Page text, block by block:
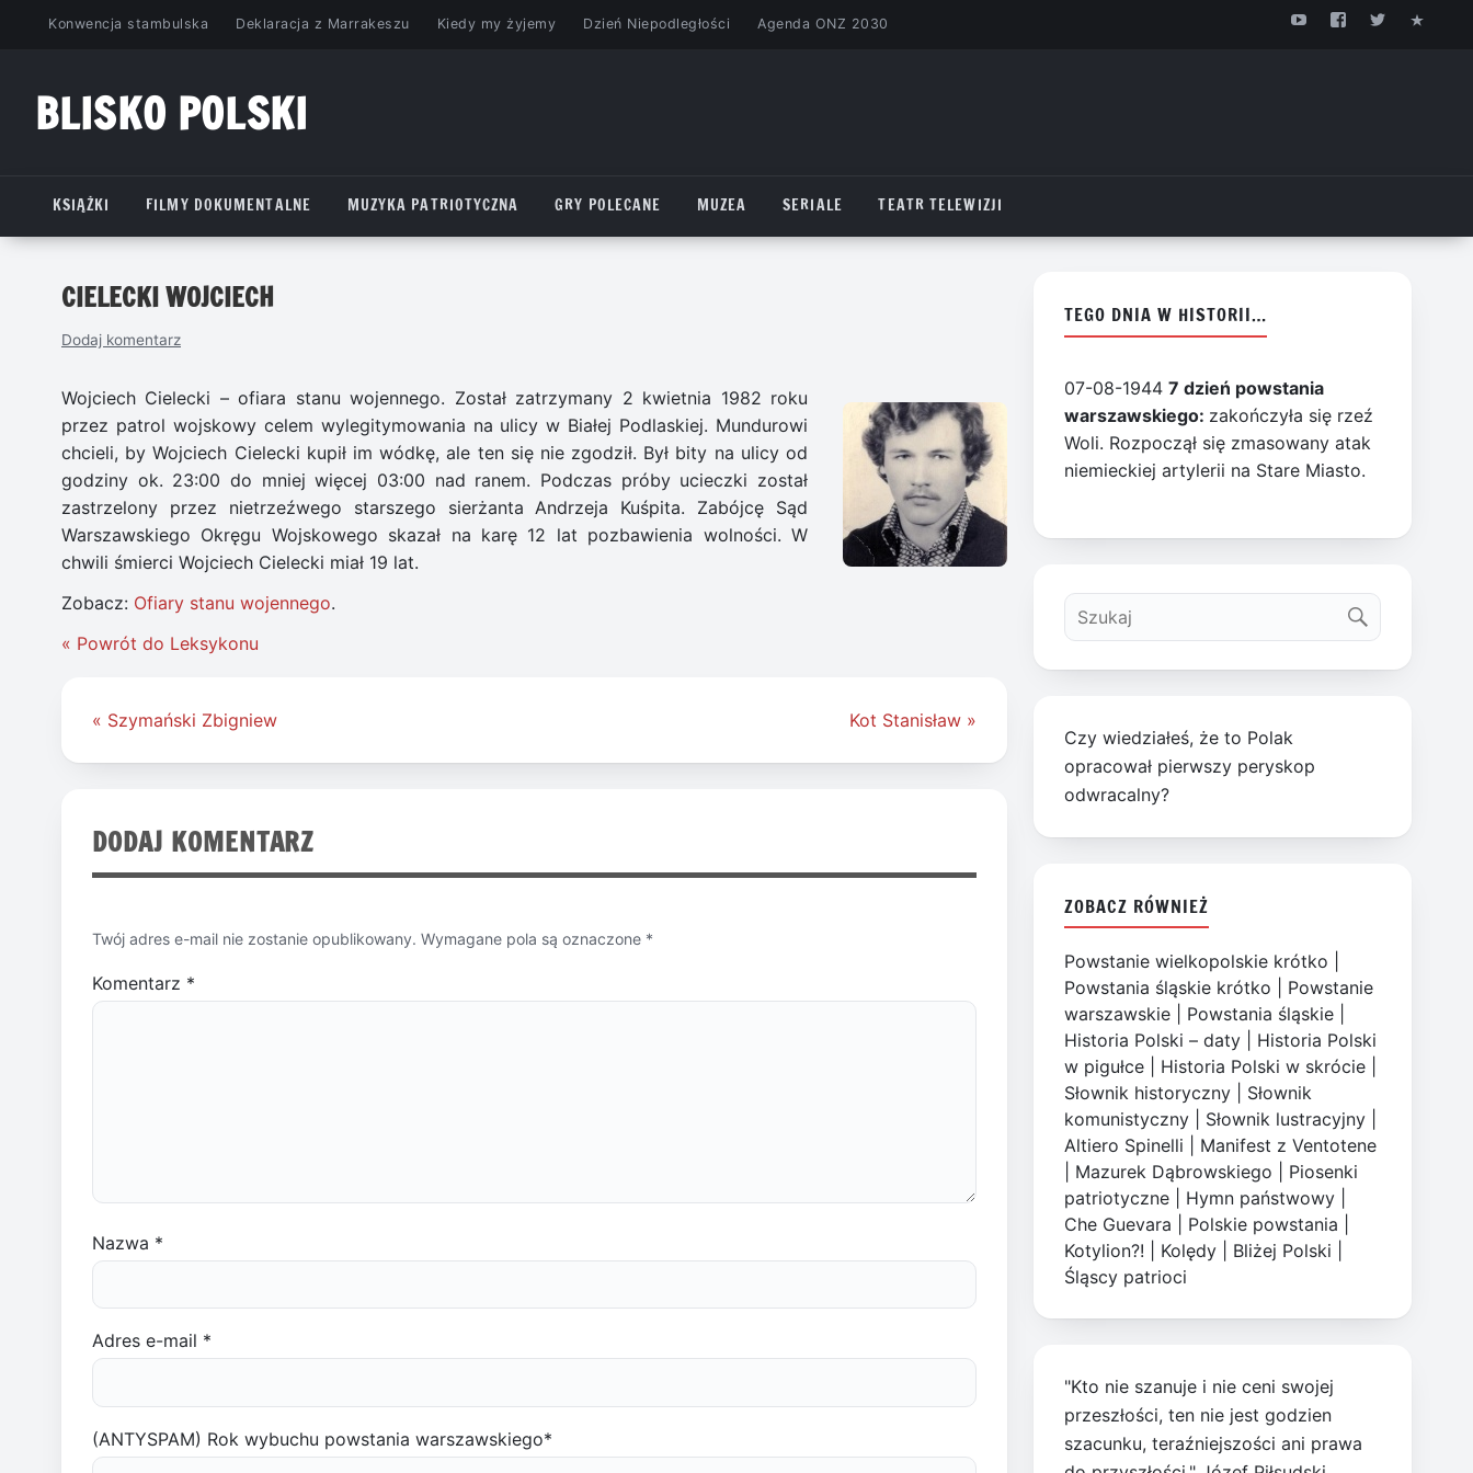
PrzejdźKonwencja stambulska Deklaracja z Marrakeszu Kiedy my żyjemy Dzień Niepodległości Agenda ONZ 2030
BLISKO POLSKI
KSIĄŻKI
FILMY DOKUMENTALNE MUZYKA PATRIOTYCZNA GRY POLECANE MUZEA SERIALE TEATR TELEWIZJI
CIELECKI WOJCIECH
Dodaj komentarz
Wojciech Cielecki –ofiara stanu wojennego. Został zatrzymany 2 kwietnia 1982 roku
przez patrol wojskowy celem wylegitymowania na ulicy w Bia­łej Podlaskiej. Mundurowi
chcieli, by Wojciech Cielecki kupił im wódkę, ale ten się nie zgodził. Był bity na ulicy od
godziny ok. 23:00 do mniej więcej 03:00 nad ranem. Podczas próby ucieczki został
zastrzelony przez nietrzeźwego starszego sierżanta Andrzeja Kuśpita. Zabójcę Sąd
Warszawskiego Okręgu Wojskowego skazał na karę 12 lat pozbawienia wolności. W
chwili śmierci Wojciech Cielecki miał 19 lat.
Zobacz: Ofiary stanu wojennego.
« Powrót do Leksykonu
Nawigacja
« Szymański Zbigniew Kot Stanisław »
DODAJ KOMENTARZ
Twój adres e-mail nie zostanie opublikowany. Wymagane pola są oznaczone *
Komentarz *
Nazwa *
Adres e-mail *
(ANTYSPAM) Rok wybuchu powstania warszawskiego*
TEGO DNIA W HISTORII…
07-08-19447 dzień powstania
warszawskiego: zakończyła się rzeź
Woli. Rozpoczął się zmasowany atak
niemieckiej artylerii na Stare Miasto.
Czy wiedziałeś, że to Polak
opracował pierwszy peryskop
odwracalny?
ZOBACZ RÓWNIEŻ
Powstanie wielkopolskie krótko
Powstania śląskie krótko
Powstanie
warszawskie
Powstania śląskie
Historia Polski – daty
Historia Polski
w pigułce
Historia Polski w skrócie
Słownik historyczny
Słownik
komunistyczny
Słownik lustracyjny
Altiero Spinelli
Manifest z Ventotene
Mazurek Dąbrowskiego
Piosenki
patriotyczne
Hymn państwowy
Che Guevara
Polskie powstania
Kotylion?!
Kolędy Bliżej Polski
Śląscy patrioci
"Kto nie szanuje i nie ceni swojej
przeszłości, ten nie jest godzien
szacunku, teraźniejszości ani prawa